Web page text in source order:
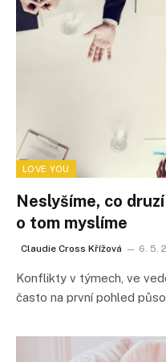
LOVE YOU
Neslyšíme, co
o tom myslíme
Claudie Cross Křížová 6. 5.
Konflikty v týmech, ve
často na první pohled